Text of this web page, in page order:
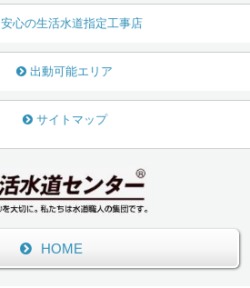
安心の生活水道指定工事店
出動可能エリア
サイトマップ
HOME